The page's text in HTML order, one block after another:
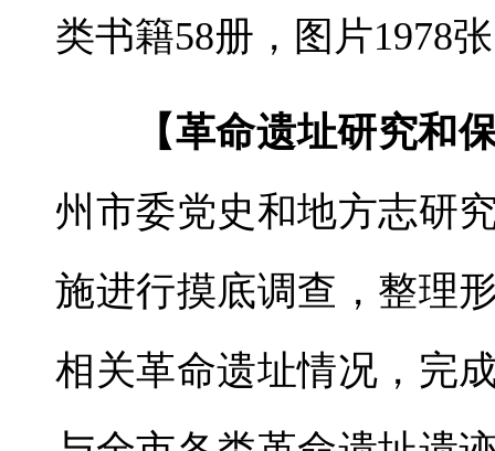
类书籍58册，图片1978
【革命遗址研究和
州市委党史和地方志研
施进行摸底调查，整理
相关革命遗址情况，完